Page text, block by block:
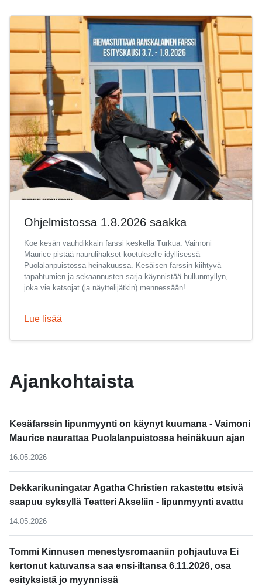
Ajankohtaista
Kesäfarssin lipunmyynti on käynyt kuumana - Vaimoni
Maurice naurattaa Puolalanpuistossa heinäkuun ajan
16.05.2026
Dekkarikuningatar Agatha Christien rakastettu etsivä
saapuu syksyllä Teatteri Akseliin - lipunmyynti avattu
14.05.2026
Tommi Kinnusen menestysromaaniin pohjautuva Ei
kertonut katuvansa saa ensi-iltansa 6.11.2026, osa
esityksistä jo myynnissä
Ohjelmistossa 1.8.2026 saakka
Koe kesän vauhdikkain farssi keskellä Turkua. Vaimoni
Maurice pistää naurulihakset koetukselle idyllisessä
Puolalanpuistossa heinäkuussa. Kesäisen farssin kiihtyvä
tapahtumien ja sekaannusten sarja käynnistää hullunmyllyn,
joka vie katsojat (ja näyttelijätkin) mennessään!
Lue lisää